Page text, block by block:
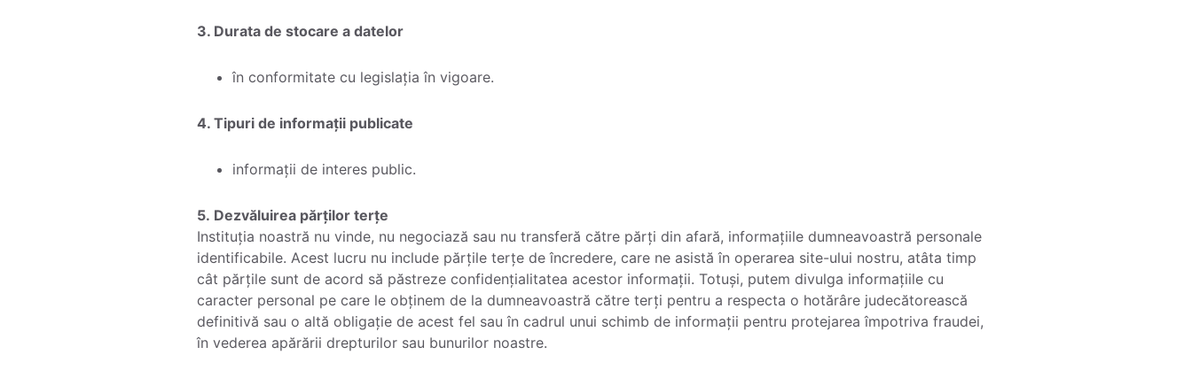
3. Durata de stocare a datelor
în conformitate cu legislația în vigoare.
4. Tipuri de informații publicate
informații de interes public.
5. Dezvăluirea părților terțe
Instituția noastră nu vinde, nu negociază sau nu transferă către părți din afară, informațiile dumneavoastră personale
identificabile. Acest lucru nu include părțile terțe de încredere, care ne asistă în operarea site-ului nostru, atâta timp
cât părțile sunt de acord să păstreze confidențialitatea acestor informații. Totuși, putem divulga informațiile cu
caracter personal pe care le obținem de la dumneavoastră către terți pentru a respecta o hotărâre judecătorească
definitivă sau o altă obligație de acest fel sau în cadrul unui schimb de informații pentru protejarea împotriva fraudei,
în vederea apărării drepturilor sau bunurilor noastre.